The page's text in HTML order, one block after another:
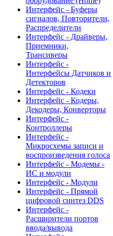
Интерфейс - Буферы
сигналов, Повторители,
Распределители
Интерфейс - Драйверы,
Приемники,
Трансиверы
Интерфейс -
Интерфейсы Датчиков и
Детекторов
Интерфейс - Кодеки
Интерфейс - Кодеры,
Декодеры, Конверторы
Интерфейс -
Контроллеры
Интерфейс -
Микросхемы записи и
воспроизведения голоса
Интерфейс - Модемы -
ИС и модули
Интерфейс - Модули
Интерфейс - Прямой
цифровой синтез DDS
Интерфейс -
Расширители портов
ввода/вывода